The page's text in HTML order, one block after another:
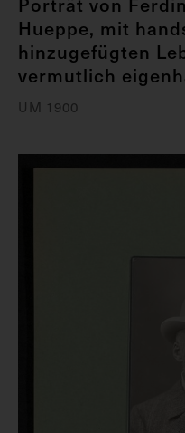
Hueppe, mit
hinzugefügten
vermutlich
UM 1900